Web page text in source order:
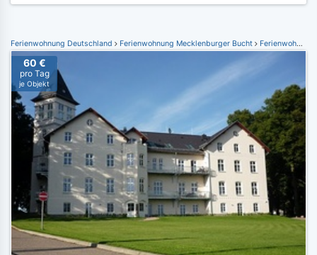
Ferienwohnung Deutschland Ferienwohnung Mecklenburger Bucht Ferienwohnung Kühlungsborn
60 €
pro Tag
je Objekt